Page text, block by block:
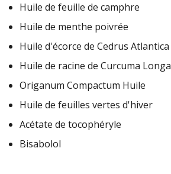
Huile de feuille de camphre
Huile de menthe poivrée
Huile d'écorce de Cedrus Atlantica
Huile de racine de Curcuma Longa
Origanum Compactum Huile
Huile de feuilles vertes d'hiver
Acétate de tocophéryle
Bisabolol